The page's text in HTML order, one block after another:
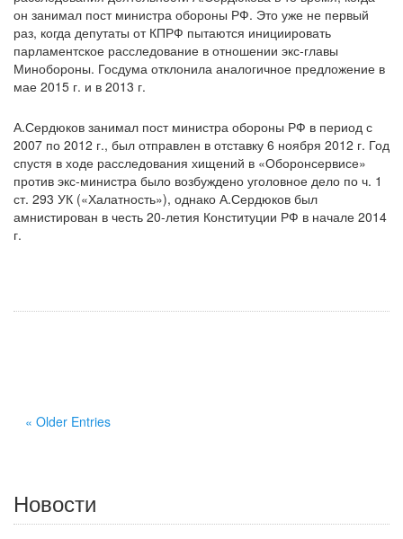
он занимал пост министра обороны РФ. Это уже не первый
раз, когда депутаты от КПРФ пытаются инициировать
парламентское расследование в отношении экс-главы
Минобороны. Госдума отклонила аналогичное предложение в
мае 2015 г. и в 2013 г.
А.Сердюков занимал пост министра обороны РФ в период с
2007 по 2012 г., был отправлен в отставку 6 ноября 2012 г. Год
спустя в ходе расследования хищений в «Оборонсервисе»
против экс-министра было возбуждено уголовное дело по ч. 1
ст. 293 УК («Халатность»), однако А.Сердюков был
амнистирован в честь 20-летия Конституции РФ в начале 2014
г.
« Older Entries
Новости